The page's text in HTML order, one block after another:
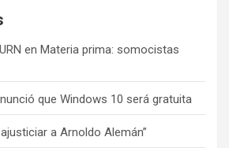
en Materia prima: somocistas
que Windows 10 será gratuita
a Arnoldo Alemán”